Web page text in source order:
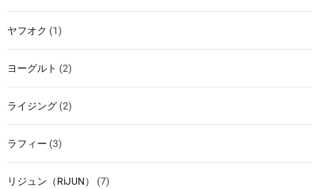
ヤフオク (1)
ヨーグルト (2)
ライジング (2)
ラフィー (3)
リジュン（RiJUN） (7)